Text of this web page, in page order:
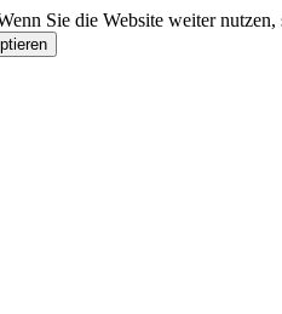
Sie die Website weiter